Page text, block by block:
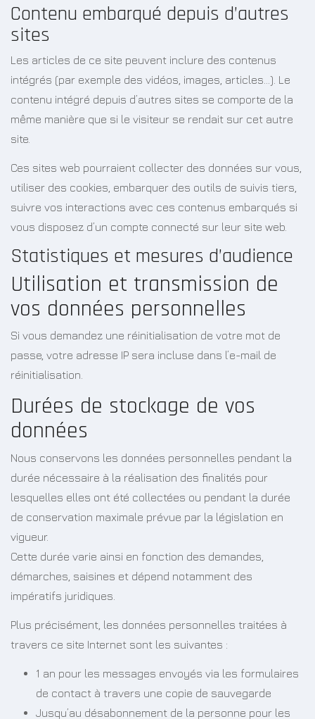
Contenu embarqué depuis d’autres
sites
Les articles de ce site peuvent inclure des contenus
intégrés (par exemple des vidéos, images, articles…). Le
contenu intégré depuis d’autres sites se comporte de la
même manière que si le visiteur se rendait sur cet autre
site.
Ces sites web pourraient collecter des données sur vous,
utiliser des cookies, embarquer des outils de suivis tiers,
suivre vos interactions avec ces contenus embarqués si
vous disposez d’un compte connecté sur leur site web.
Statistiques et mesures d’audience
Utilisation et transmission de
vos données personnelles
Si vous demandez une réinitialisation de votre mot de
passe, votre adresse IP sera incluse dans l’e-mail de
réinitialisation.
Durées de stockage de vos
données
Nous conservons les données personnelles pendant la
durée nécessaire à la réalisation des finalités pour
lesquelles elles ont été collectées ou pendant la durée
de conservation maximale prévue par la législation en
vigueur.
Cette durée varie ainsi en fonction des demandes,
démarches, saisines et dépend notamment des
impératifs juridiques.
Plus précisément, les données personnelles traitées à
travers ce site Internet sont les suivantes :
1 an pour les messages envoyés via les formulaires
de contact à travers une copie de sauvegarde
Jusqu’au désabonnement de la personne pour les